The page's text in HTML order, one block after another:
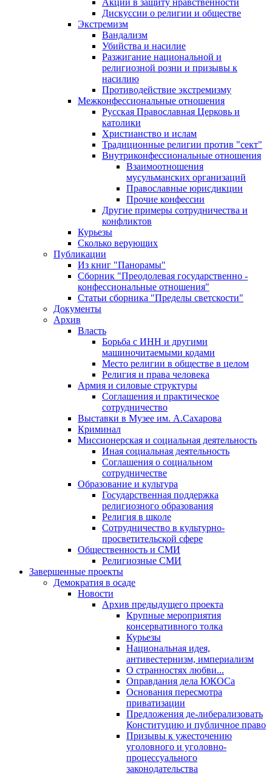
Акции в защиту нравственности
Дискуссии о религии и обществе
Экстремизм
Вандализм
Убийства и насилие
Разжигание национальной и
религиозной розни и призывы к
насилию
Противодействие экстремизму
Межконфессиональные отношения
Русская Православная Церковь и
католики
Христианство и ислам
Традиционные религии против "сект"
Внутриконфессиональные отношения
Взаимоотношения
мусульманских организаций
Православные юрисдикции
Прочие конфессии
Другие примеры сотрудничества и
конфликтов
Курьезы
Сколько верующих
Публикации
Из книг "Панорамы"
Сборник "Преодолевая государственно -
конфессиональные отношения"
Статьи сборника "Пределы светскости"
Документы
Архив
Власть
Борьба с ИНН и другими
машиночитаемыми кодами
Место религии в обществе в целом
Религия и права человека
Армия и силовые структуры
Соглашения и практическое
сотрудничество
Выставки в Музее им. А.Сахарова
Криминал
Миссионерская и социальная деятельность
Иная социальная деятельность
Соглашения о социальном
сотрудничестве
Образование и культура
Государственная поддержка
религиозного образования
Религия в школе
Сотрудничество в культурно-
просветительской сфере
Общественность и СМИ
Религиозные СМИ
Завершенные проекты
Демократия в осаде
Новости
Архив предыдущего проекта
Крупные мероприятия
консервативного толка
Курьезы
Национальная идея,
антивестернизм, империализм
О странностях любви...
Оправдания дела ЮКОСа
Основания пересмотра
приватизации
Предложения де-либерализовать
Конституцию и публичное право
Призывы к ужесточению
уголовного и уголовно-
процессуального
законодательства